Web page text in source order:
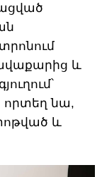
և
որտեղ նա,
և